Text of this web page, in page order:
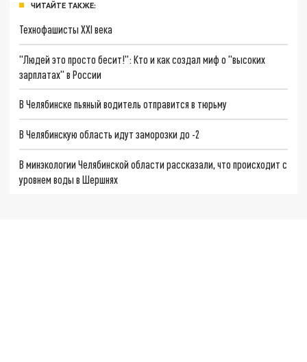
ЧИТАЙТЕ ТАКЖЕ:
Технофашисты XXI века
"Людей это просто бесит!": Кто и как создал миф о "высоких
зарплатах" в России
В Челябинске пьяный водитель отправится в тюрьму
В Челябинскую область идут заморозки до -2
В минэкологии Челябинской области рассказали, что происходит с
уровнем воды в Шершнях